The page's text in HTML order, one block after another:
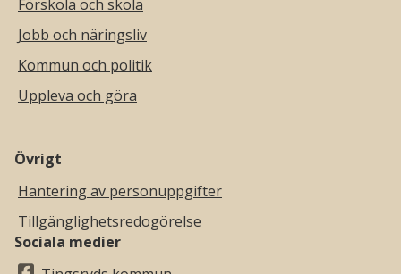
Förskola och skola
Jobb och näringsliv
Kommun och politik
Uppleva och göra
Övrigt
Hantering av personuppgifter
Tillgänglighetsredogörelse
Sociala medier